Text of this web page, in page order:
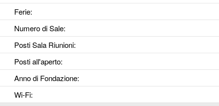
Ferie:
Numero di Sale:
Posti Sala Riunioni:
Posti all'aperto:
Anno di Fondazione:
Wi-Fi: